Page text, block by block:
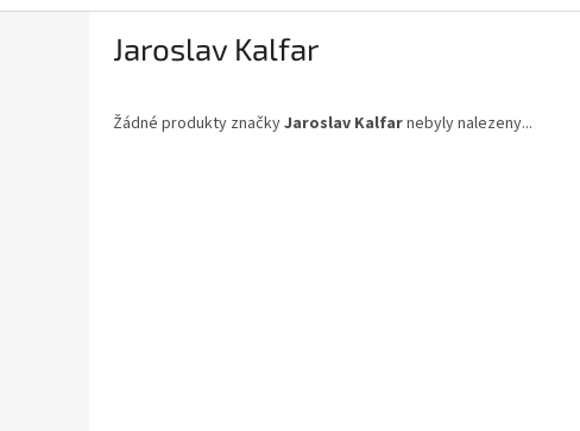
Jaroslav Kalfar
Žádné produkty značkyJaroslav Kalfarnebyly nalezeny...